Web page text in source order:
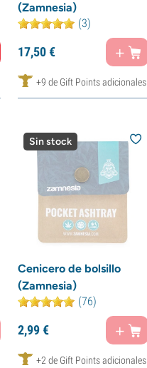
(Zamnesia)
(3)
17,50€
+9 de Gift Points adicionales
Sin stock
Cenicero de bolsillo
(Zamnesia)
(76)
2,99€
+2 de Gift Points adicionales